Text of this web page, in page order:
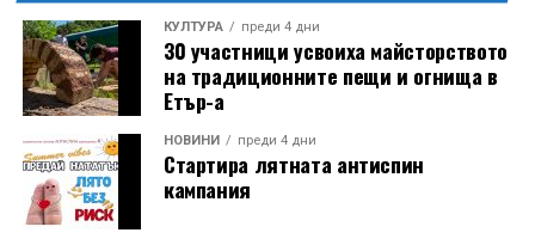
КУЛТУРА преди 4 дни
30 участници усвоиха майсторството
на традиционните пещи и огнища в
Етър-а
НОВИНИ преди 4 дни
Стартира лятната антиспин
кампания